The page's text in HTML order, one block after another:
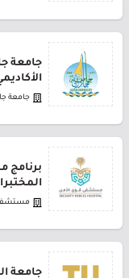
جامعة
جامعة
برنامج
جامعة